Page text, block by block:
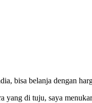
bisa belanja dengan
yang di tuju, saya